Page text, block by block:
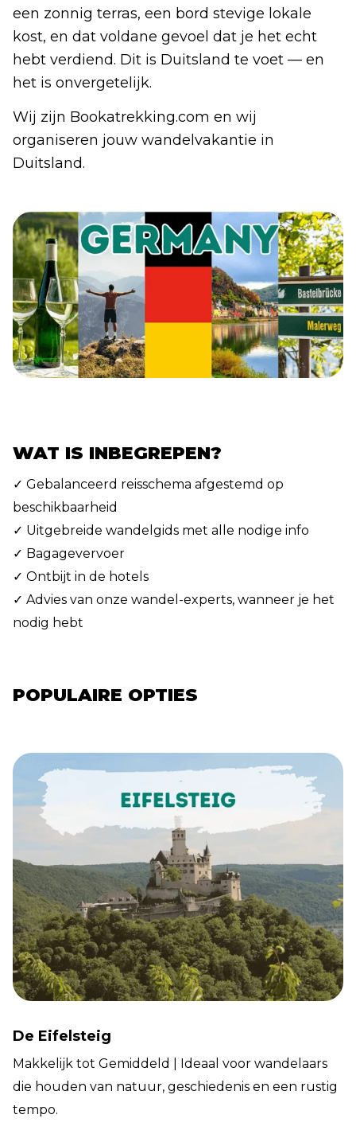
een zonnig terras, een bord stevige lokale
kost, en dat voldane gevoel dat je het echt
hebt verdiend. Dit is Duitsland te voet — en
het is onvergetelijk.
Wij zijn Bookatrekking.com en wij
organiseren jouw wandelvakantie in
Duitsland.
WAT IS INBEGREPEN?
✓ Gebalanceerd reisschema afgestemd op
beschikbaarheid
✓ Uitgebreide wandelgids met alle nodige info
✓ Bagagevervoer
✓ Ontbijt in de hotels
✓ Advies van onze wandel-experts, wanneer je het
nodig hebt
POPULAIRE OPTIES
De Eifelsteig
Makkelijk tot Gemiddeld | Ideaal voor wandelaars
die houden van natuur, geschiedenis en een rustig
tempo.